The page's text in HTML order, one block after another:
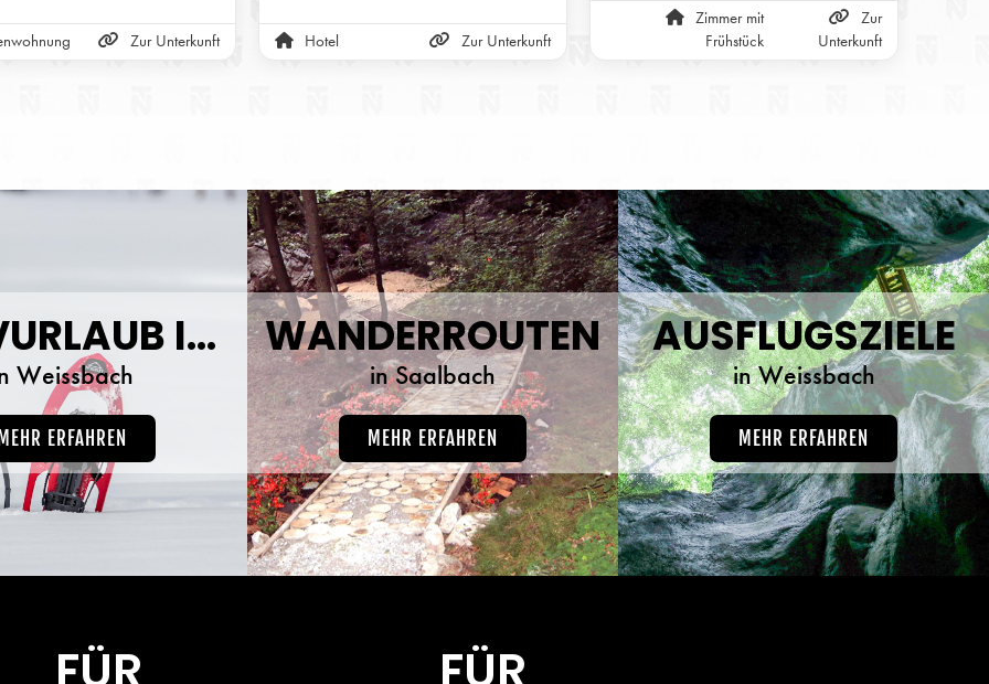
Urlaub mit Kindern geeignet
sich in ruhiger und doch
Zur Unterkunft
wahlweise mittags oder abends). Ein
Eigener Wellnessbereich im Hotel
Hotel Zur Unterkunft
Zimmer mit
Frühstück
Zur
Unterkunft
AKTIVURLAUB IM WINTER
Weissbach
MEHR ERFAHREN
WANDERROUTEN
in Saalbach
MEHR ERFAHREN
AUSFLUGSZIELE
in Weissbach
MEHR ERFAHREN